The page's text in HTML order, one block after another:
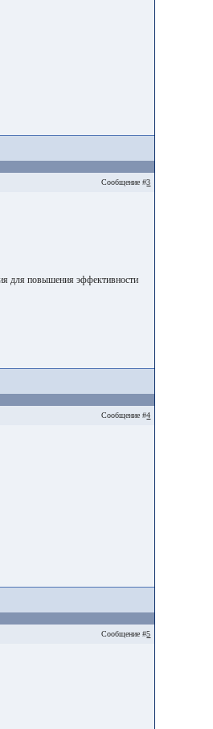
Сообщение #3
для повышения эффективности
Сообщение #4
Сообщение #5